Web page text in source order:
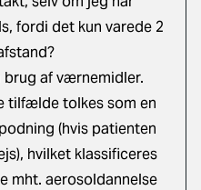
fordi det kun varede 2
brug af værnemidler.
tilfælde tolkes som en
(hvis patienten
hvilket klassificeres
mht. aerosoldannelse